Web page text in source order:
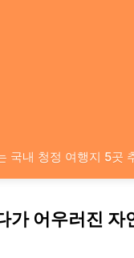
국내 청정 여행지 5곳
가 어우러진 자